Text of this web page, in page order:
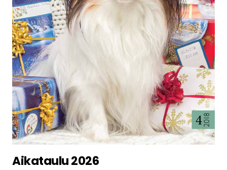
Aikataulu 2026